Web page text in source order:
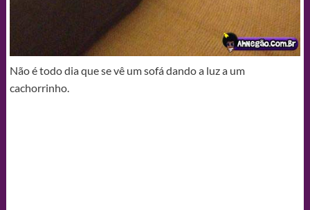
Não é todo dia que se vê um sofá dando a luz a um
cachorrinho.